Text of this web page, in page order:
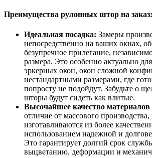
Преимущества рулонных штор на заказ:
Идеальная посадка: Замеры
непосредственно на ваших окнах,
безупречное прилегание,
размера. Это особенно актуально
эркерных окон, окон сложной
нестандартными размерами, где
попросту не подойдут. Забудьте о
шторы будут сидеть как влитые.
Высочайшее качество
отличие от массового
изготавливаются из более
использованием надежной и
Это гарантирует долгий срок
выцветанию, деформации и